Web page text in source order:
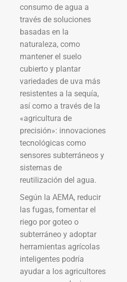
consumo de agua a
través de soluciones
basadas en la
naturaleza, como
mantener el suelo
cubierto y plantar
variedades de uva más
resistentes a la sequía,
así como a través de la
«agricultura de
precisión»: innovaciones
tecnológicas como
sensores subterráneos y
sistemas de
reutilización del agua.
Según la AEMA, reducir
las fugas, fomentar el
riego por goteo o
subterráneo y adoptar
herramientas agrícolas
inteligentes podría
ayudar a los agricultores